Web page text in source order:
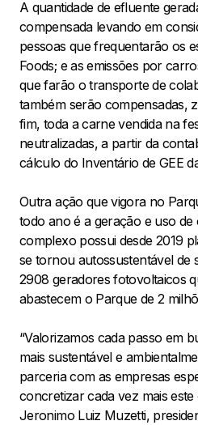
A quantidade de efluente
compensada levando em
pessoas que frequentarão os
Foods; e as emissões por
que farão o transporte de
também serão compensadas,
fim, toda a carne vendida na
neutralizadas, a partir da
cálculo do Inventário de GEE
Outra ação que vigora no
todo ano é a geração e uso de
complexo possui desde 2019
se tornou autossustentável de
2908 geradores fotovoltaicos
abastecem o Parque de 2
“Valorizamos cada passo em
mais sustentável e
parceria com as empresas
concretizar cada vez mais este
Jeronimo Luiz Muzetti,